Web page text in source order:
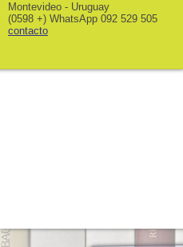
Montevideo - Uruguay
(0598 +) WhatsApp 092 529 505
contacto